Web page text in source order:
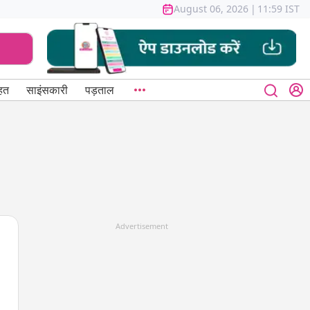
August 06, 2026 | 11:59 IST
साइंसकारी पड़ताल
Advertisement